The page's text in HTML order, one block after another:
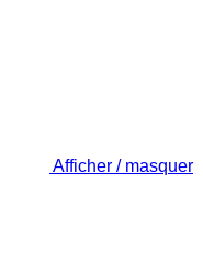
Afficher / masquer